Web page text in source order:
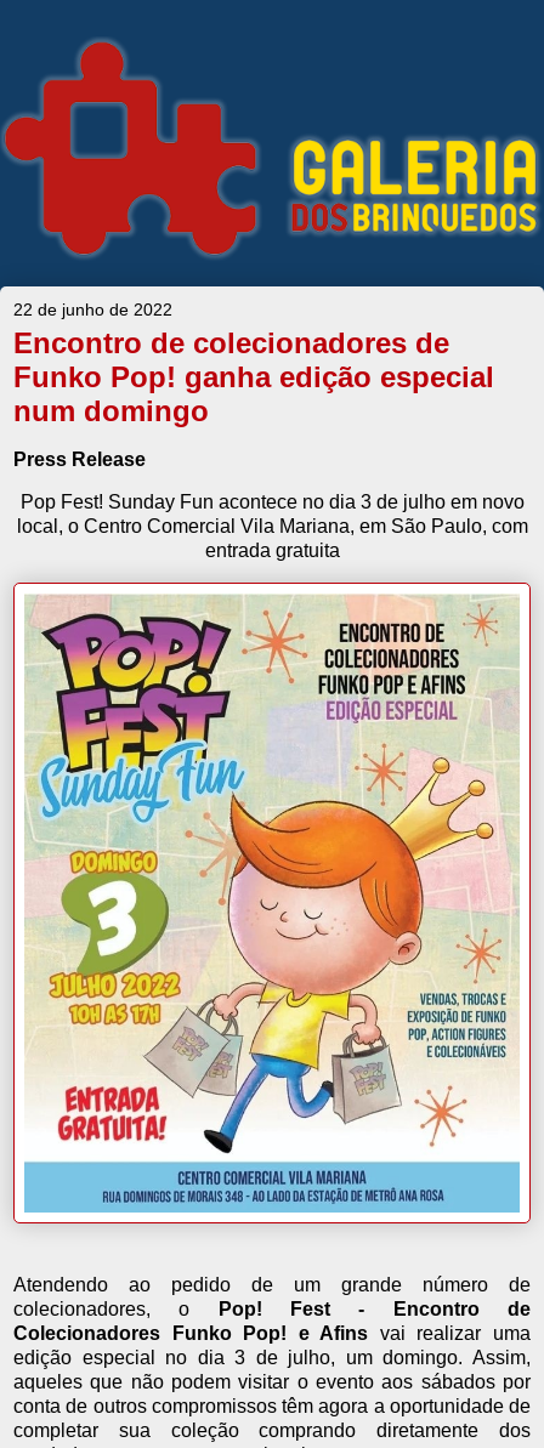
22 de junho de 2022
Encontro de colecionadores de
Funko Pop! ganha edição especial
num domingo
Press Release
Pop Fest! Sunday Fun acontece no dia 3 de julho em novo
local, o Centro Comercial Vila Mariana, em São Paulo, com
entrada gratuita
Atendendo ao pedido de um grande número de
colecionadores, o
Pop! Fest - Encontro de
Colecionadores Funko Pop! e Afins vai realizar uma
edição especial no dia 3 de julho, um domingo. Assim,
aqueles que não podem visitar o evento aos sábados por
conta de outros compromissos têm agora a oportunidade de
completar sua coleção comprando diretamente dos